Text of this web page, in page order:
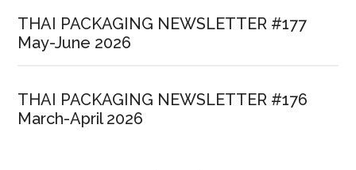
THAI PACKAGING NEWSLETTER #177
May-June 2026
THAI PACKAGING NEWSLETTER #176
March-April 2026